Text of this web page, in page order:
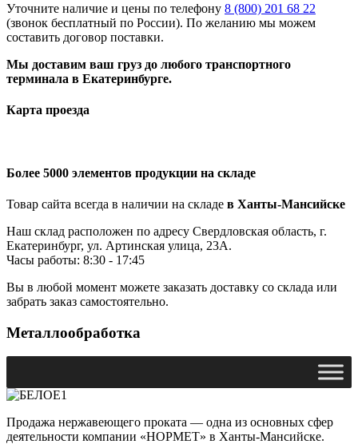
Уточните наличие и цены по телефону 8 (800) 201 68 22
(звонок бесплатный по России). По желанию мы можем
составить договор поставки.
Мы доставим ваш груз до любого транспортного
терминала в Екатеринбурге.
Карта проезда
Более 5000 элементов продукции на складе
Товар сайта всегда в наличии на складе в Ханты-Мансийске
Наш склад расположен по адресу Свердловская область, г.
Екатеринбург, ул. Артинская улица, 23А.
Часы работы: 8:30 - 17:45
Вы в любой момент можете заказать доставку со склада или
забрать заказ самостоятельно.
Металлообработка
Продажа нержавеющего проката — одна из основных сфер
деятельности компании «НОРМЕТ» в Ханты-Мансийске.